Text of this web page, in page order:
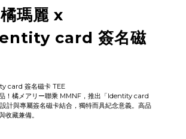
瑪麗 x
card 簽名磁
card 簽名磁卡 TEE
！橘メアリー聯乘 MMNF，推出「Identity card
計與專屬簽名磁卡結合，獨特而具紀念意義。高品
收藏兼備。